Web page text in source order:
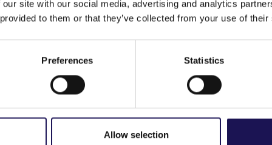
site with our social media, advertising and analytics
to them or that they’ve collected from your use of
Preferences Statistics
Allow selection
14 mld USD.
29.07.2026 KORPORACYJNE
Zobacz więcej
GTC raportuje dalsze postępy
z zakresu ESG i 99%
certyfikowanego portfela
komercyjnego w Europie Środkowo-